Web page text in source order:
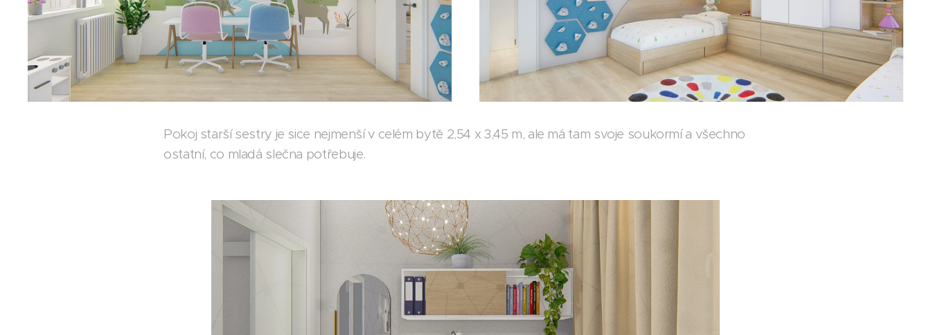
Pokoj starší sestry je sice nejmenší v celém bytě 2,54 x 3,45 m, ale má tam svoje soukormí a všechno
ostatní, co mladá slečna potřebuje.